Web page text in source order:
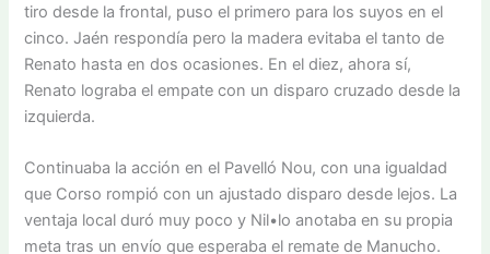
tiro desde la frontal, puso el primero para los suyos en el
cinco. Jaén respondía pero la madera evitaba el tanto de
Renato hasta en dos ocasiones. En el diez, ahora sí,
Renato lograba el empate con un disparo cruzado desde la
izquierda.
Continuaba la acción en el Pavelló Nou, con una igualdad
que Corso rompió con un ajustado disparo desde lejos. La
ventaja local duró muy poco y Nil•lo anotaba en su propia
meta tras un envío que esperaba el remate de Manucho.